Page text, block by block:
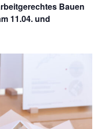
Bauen
11.04. und